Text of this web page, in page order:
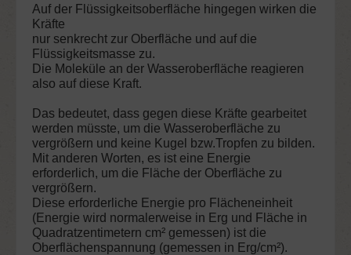
Auf der Flüssigkeitsoberfläche hingegen wirken die
Kräfte
nur senkrecht zur Oberfläche und auf die
Flüssigkeitsmasse zu.
Die Moleküle an der Wasseroberfläche reagieren
also auf diese Kraft.
Das bedeutet, dass gegen diese Kräfte gearbeitet
werden müsste, um die Wasseroberfläche zu
vergrößern und keine Kugel bzw.Tropfen zu bilden.
Mit anderen Worten, es ist eine Energie
erforderlich, um die Fläche der Oberfläche zu
vergrößern.
Diese erforderliche Energie pro Flächeneinheit
(Energie wird normalerweise in Erg und Fläche in
Quadratzentimetern cm² gemessen) ist die
Oberflächenspannung (gemessen in Erg/cm²).